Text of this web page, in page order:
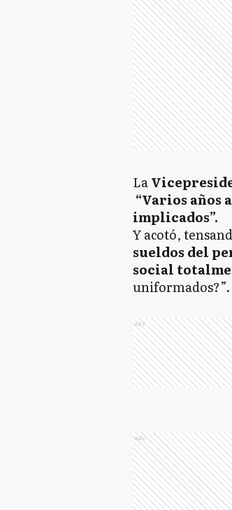
La
“Varios años
implicados”.
Y acotó,
sueldos del
social
uniformados?”.
Ads
Ads